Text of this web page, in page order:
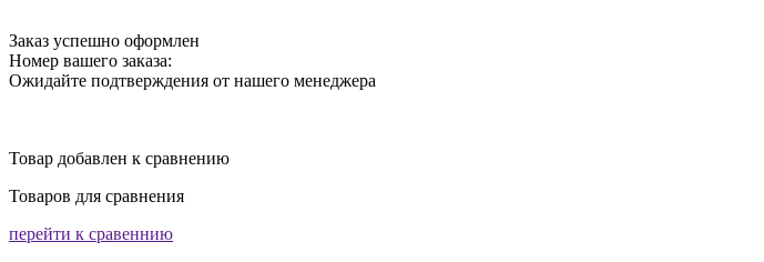
Заказ успешно оформлен
Номер вашего заказа:
Ожидайте подтверждения от нашего менеджера
Товар добавлен к сравнению
Товаров для сравнения
перейти к сравеннию